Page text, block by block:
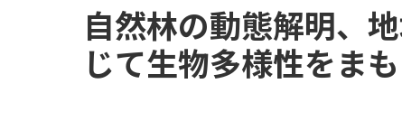
自然林の動態解明、
じて生物多様性をま